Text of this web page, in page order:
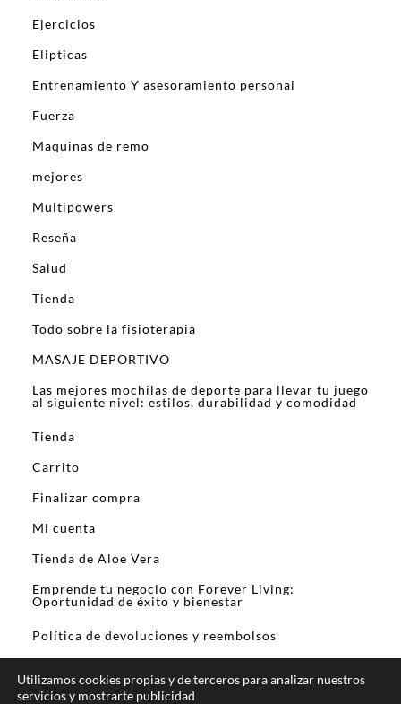
Ejercicios
Elipticas
Entrenamiento Y asesoramiento personal
Fuerza
Maquinas de remo
mejores
Multipowers
Reseña
Salud
Tienda
Todo sobre la fisioterapia
MASAJE DEPORTIVO
Las mejores mochilas de deporte para llevar tu juego
al siguiente nivel: estilos, durabilidad y comodidad
Tienda
Carrito
Finalizar compra
Mi cuenta
Tienda de Aloe Vera
Emprende tu negocio con Forever Living:
Oportunidad de éxito y bienestar
Política de devoluciones y reembolsos
Utilizamos cookies propias y de terceros para analizar nuestros
servicios y mostrarte publicidad